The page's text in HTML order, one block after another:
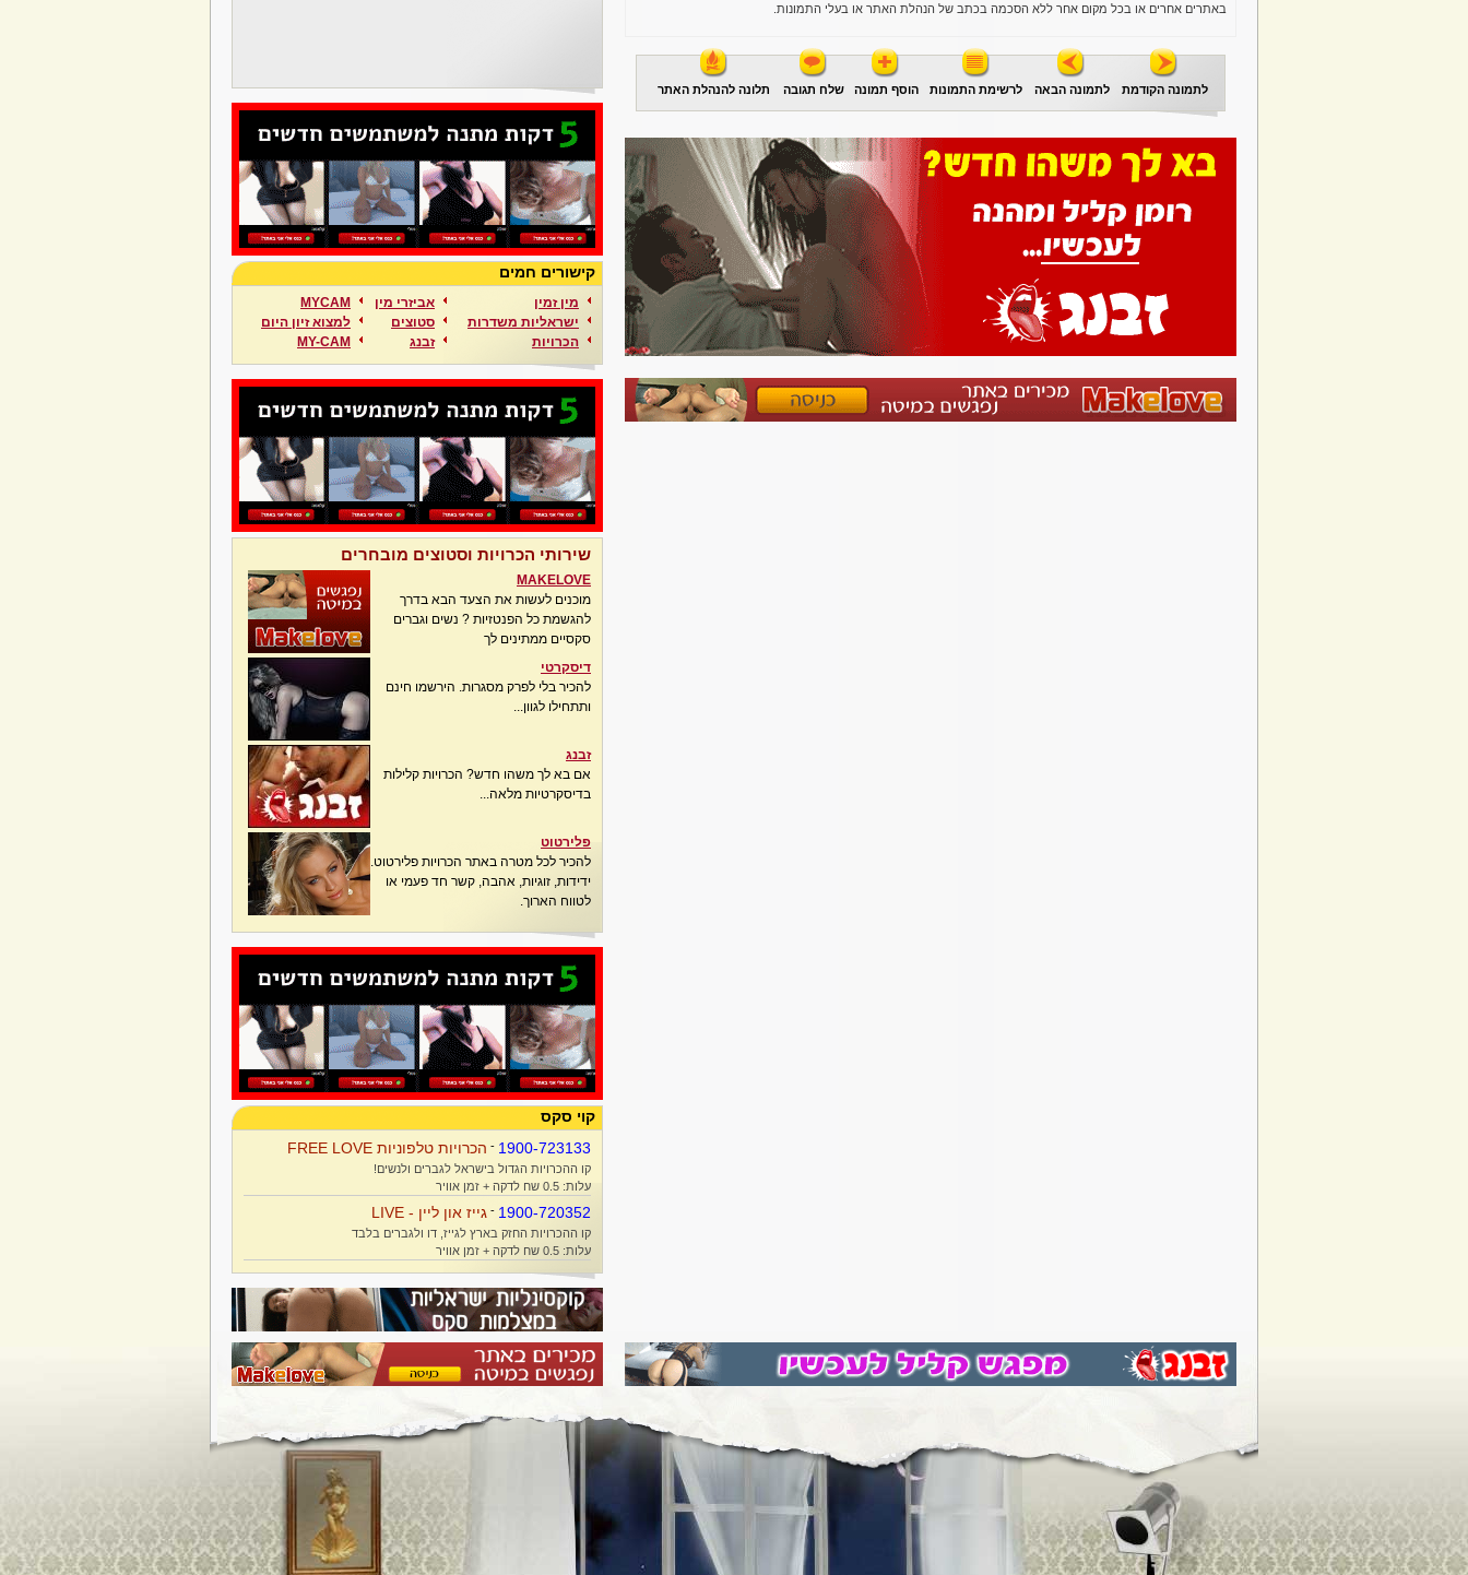
באתרים אחרים או בכל מקום אחר ללא הסכמה בכתב של הנהלת האתר או בעלי התמונות.
לתמונה הקודמת לתמונה הבאה לרשימת התמונות הוסף תמונה שלח תגובה תלונה להנהלת האתר
קישורים חמים
מין זמין
ישראליות משדרות
הכרויות
אביזרי מין
סטוצים
זבנג
MYCAM
למצוא זיון היום
MY-CAM
שירותי הכרויות וסטוצים מובחרים
MAKELOVE
מוכנים לעשות את הצעד הבא בדרך
להגשמת כל הפנטזיות ? נשים וגברים
סקסיים ממתינים לך
דיסקרטי
להכיר בלי לפרק מסגרות. הירשמו חינם
ותתחילו לגוון...
זבנג
אם בא לך משהו חדש? הכרויות קלילות
בדיסקרטיות מלאה...
פלירטוט
להכיר לכל מטרה באתר הכרויות פלירטוט.
ידידות, זוגיות, אהבה, קשר חד פעמי או
לטווח הארוך.
קוי סקס
1900-723133
- הכרויות טלפוניות FREE LOVE
קו ההכרויות הגדול בישראל לגברים ולנשים!
עלות: 0.5 שח לדקה + זמן אוויר
1900-720352
- גייז און ליין - LIVE
קו ההכרויות החזק בארץ לגייז, דו ולגברים בלבד
עלות: 0.5 שח לדקה + זמן אוויר